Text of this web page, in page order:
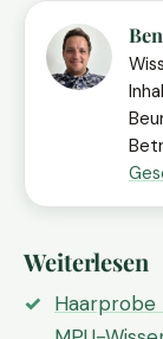
Weiterlesen
Haarprobe